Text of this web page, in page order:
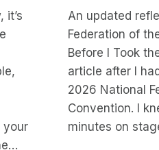
it’s
your
An updated
Federation of
Before I Took
article after I
2026 National
Convention. I
minutes on